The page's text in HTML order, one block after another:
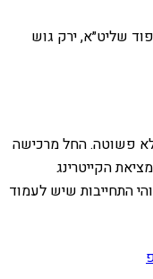
שליט״א, ירק גוש
פשוטה. החל מרכישה
הקייטרינג
התחייבות שיש לעמוד